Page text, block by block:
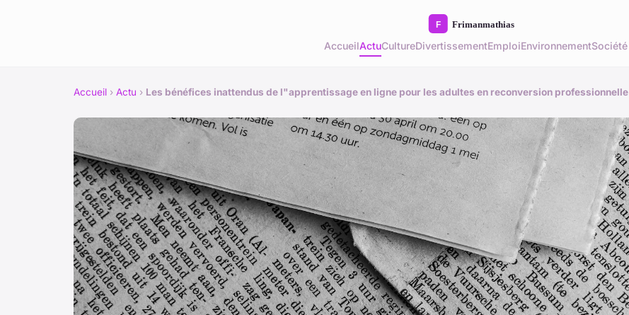
AccueilActuCultureDivertissementEmploiEnvironnementSociété
Accueil › Actu › Les bénéfices inattendus de l"apprentissage en ligne pour les adultes en reconversion professionnelle